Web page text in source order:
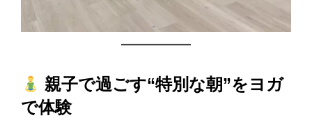
親子で過ごす“特別な朝”をヨガ
で体験